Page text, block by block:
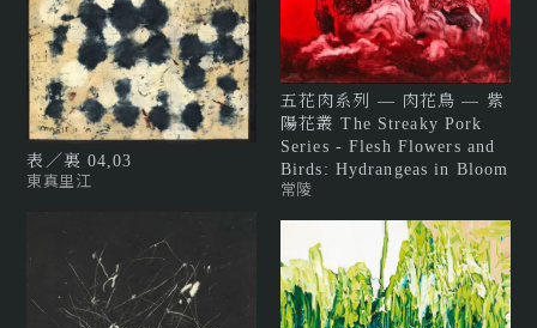
表／裏 04,03
東真里江
五花肉系列 — 肉花鳥 — 紫
陽花叢 The Streaky Pork
Series - Flesh Flowers and
Birds: Hydrangeas in Bloom
常陵